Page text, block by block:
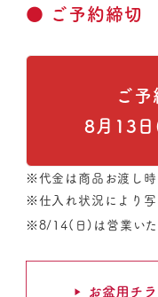
● ご予約締切
ご
8月13
※代金は商品お渡し時
※仕入れ状況により写
※8/14(日)は営業いた